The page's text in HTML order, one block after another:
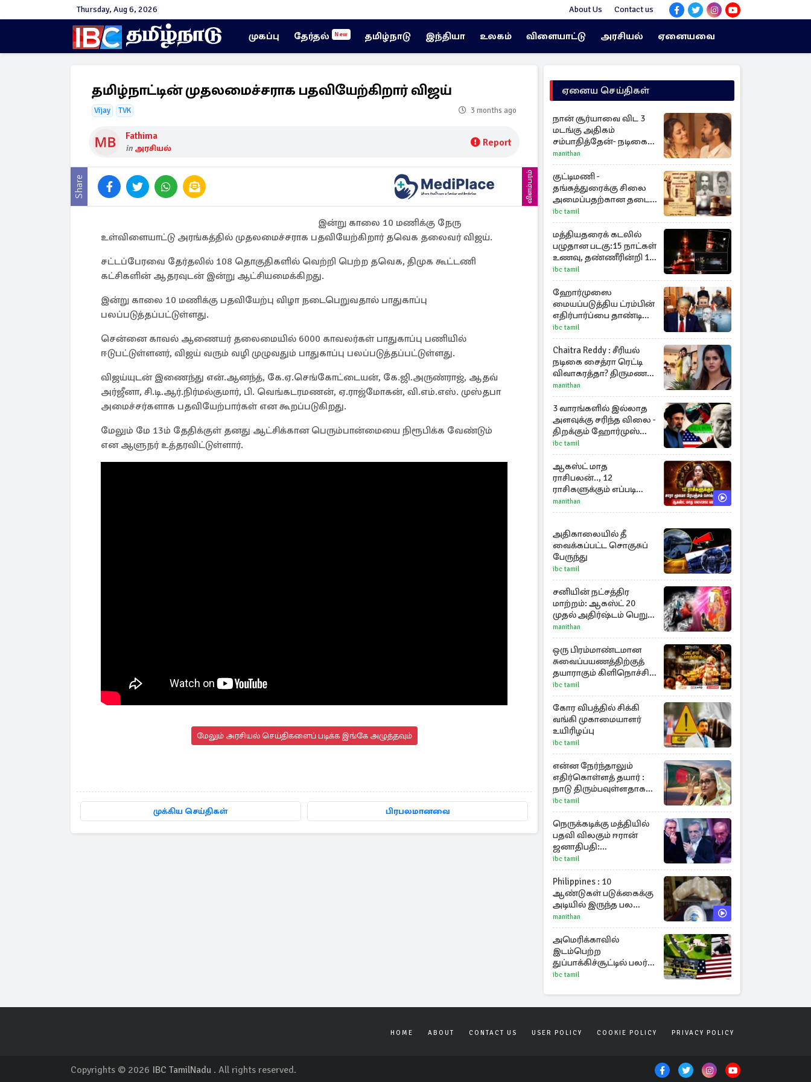
Thursday, Aug 6, 2026 About Us Contact us
முகப்பு தேர்தல் New தமிழ்நாடு இந்தியா உலகம் விளையாட்டு அரசியல் ஏனையவை
தமிழ்நாட்டின் முதலமைச்சராக பதவியேற்கிறார் விஜய்
Vijay TVK 3 months ago
Fathima
in அரசியல் Report
Share விளம்பரம்
இன்று காலை 10 மணிக்கு நேரு
உள்விளையாட்டு அரங்கத்தில் முதலமைச்சராக பதவியேற்கிறார் தவெக தலைவர் விஜய்.
சட்டப்பேரவை தேர்தலில் 108 தொகுதிகளில் வெற்றி பெற்ற தவெக, திமுக கூட்டணி
கட்சிகளின் ஆதரவுடன் இன்று ஆட்சியமைக்கிறது.
இன்று காலை 10 மணிக்கு பதவியேற்பு விழா நடைபெறுவதால் பாதுகாப்பு
பலப்படுத்தப்பட்டுள்ளது.
சென்னை காவல் ஆணையர் தலைமையில் 6000 காவலர்கள் பாதுகாப்பு பணியில்
ஈடுபட்டுள்ளனர், விஜய் வரும் வழி முழுவதும் பாதுகாப்பு பலப்படுத்தப்பட்டுள்ளது.
விஜய்யுடன் இணைந்து என்.ஆனந்த், கே.ஏ.செங்கோட்டையன், கே.ஜி.அருண்ராஜ், ஆதவ்
அர்ஜீனா, சி.டி.ஆர்.நிர்மல்குமார், பி. வெங்கடரமணன், ஏ.ராஜ்மோகன், வி.எம்.எஸ். முஸ்தபா
அமைச்சர்களாக பதவியேற்பார்கள் என கூறப்படுகிறது.
மேலும் மே 13ம் தேதிக்குள் தனது ஆட்சிக்கான பெரும்பான்மையை நிரூபிக்க வேண்டும்
என ஆளுநர் உத்தரவிட்டுள்ளார்.
மேலும் அரசியல் செய்திகளைப் படிக்க இங்கே அழுத்தவும்
முக்கிய செய்திகள் பிரபலமானவை
ஏனைய செய்திகள்
நான் சூர்யாவை விட 3
மடங்கு அதிகம்
சம்பாதித்தேன்- நடிகை
ஜோதிகா
manithan
குட்டிமணி -
தங்கத்துரைக்கு சிலை
அமைப்பதற்கான தடை
நீக்கம்!
ibc tamil
மத்தியதரைக் கடலில்
பழுதான படகு:15 நாட்கள்
உணவு, தண்ணீரின்றி 17
அகதிகள் உயிரிழப்பு
ibc tamil
ஹோர்முஸை
மையப்படுத்திய ட்ரம்பின்
எதிர்பார்ப்பை தாண்டி
ஈரான் - ஓமான் ஒப்பந்தம்!
ibc tamil
Chaitra Reddy : சீரியல்
நடிகை சைத்ரா ரெட்டி
விவாகரத்தா? திருமண
புகைப்படங்களை நீக்கம்
manithan
3 வாரங்களில் இல்லாத
அளவுக்கு சரிந்த விலை -
திறக்கும் ஹோர்முஸ்
நீரிணை
ibc tamil
ஆகஸ்ட் மாத
ராசிபலன்.., 12
ராசிகளுக்கும் எப்படி
இருக்கும்?
manithan
அதிகாலையில் தீ
வைக்கப்பட்ட சொகுசுப்
பேருந்து
ibc tamil
சனியின் நட்சத்திர
மாற்றம்: ஆகஸ்ட் 20
முதல் அதிர்ஷ்டம் பெறும்
ராசிகள்!
manithan
ஒரு பிரம்மாண்டமான
சுவைப்பயணத்திற்குத்
தயாராகும் கிளிநொச்சி
மண்
ibc tamil
கோர விபத்தில் சிக்கி
வங்கி முகாமையாளர்
உயிரிழப்பு
ibc tamil
என்ன நேர்ந்தாலும்
எதிர்கொள்ளத் தயார் :
நாடு திரும்பவுள்ளதாக
ஷேக் ஹசீனா அறிவிப்பு
ibc tamil
நெருக்கடிக்கு மத்தியில்
பதவி விலகும் ஈரான்
ஜனாதிபதி:
வெளியானது
சர்ச்சையின் உண்மை
நிலை
ibc tamil
Philippines : 10
ஆண்டுகள் படுக்கைக்கு
அடியில் இருந்த பல
கோடி மதிப்புள்ள அரிய
முத்து!
manithan
அமெரிக்காவில்
இடம்பெற்ற
துப்பாக்கிச்சூட்டில் பலர்
பலி
ibc tamil
HOME ABOUT CONTACT US USER POLICY COOKIE POLICY PRIVACY POLICY
Copyrights © 2026 IBC TamilNadu . All rights reserved.